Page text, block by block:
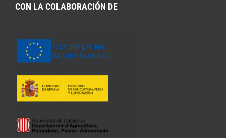
CON LA COLABORACIÓN DE